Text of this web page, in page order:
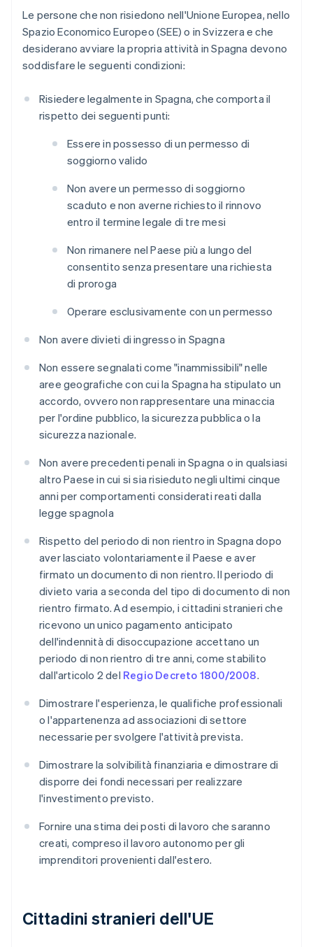
Le persone che non risiedono nell'Unione Europea, nello
Spazio Economico Europeo (SEE) o in Svizzera e che
desiderano avviare la propria attività in Spagna devono
soddisfare le seguenti condizioni:
Risiedere legalmente in Spagna, che comporta il
rispetto dei seguenti punti:
Essere in possesso di un permesso di
soggiorno valido
Non avere un permesso di soggiorno
scaduto e non averne richiesto il rinnovo
entro il termine legale di tre mesi
Non rimanere nel Paese più a lungo del
consentito senza presentare una richiesta
di proroga
Operare esclusivamente con un permesso
Non avere divieti di ingresso in Spagna
Non essere segnalati come "inammissibili" nelle
aree geografiche con cui la Spagna ha stipulato un
accordo, ovvero non rappresentare una minaccia
per l'ordine pubblico, la sicurezza pubblica o la
sicurezza nazionale.
Non avere precedenti penali in Spagna o in qualsiasi
altro Paese in cui si sia risieduto negli ultimi cinque
anni per comportamenti considerati reati dalla
legge spagnola
Rispetto del periodo di non rientro in Spagna dopo
aver lasciato volontariamente il Paese e aver
firmato un documento di non rientro. Il periodo di
divieto varia a seconda del tipo di documento di non
rientro firmato. Ad esempio, i cittadini stranieri che
ricevono un unico pagamento anticipato
dell'indennità di disoccupazione accettano un
periodo di non rientro di tre anni, come stabilito
dall'articolo 2 del Regio Decreto 1800/2008.
Dimostrare l'esperienza, le qualifiche professionali
o l'appartenenza ad associazioni di settore
necessarie per svolgere l'attività prevista.
Dimostrare la solvibilità finanziaria e dimostrare di
disporre dei fondi necessari per realizzare
l'investimento previsto.
Fornire una stima dei posti di lavoro che saranno
creati, compreso il lavoro autonomo per gli
imprenditori provenienti dall'estero.
Cittadini stranieri dell'UE